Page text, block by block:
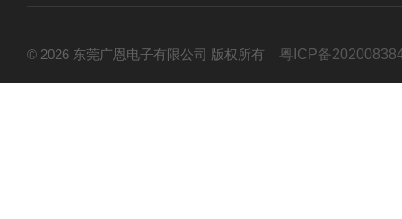
© 2026 东莞广恩电子有限公司 版权所有 粤ICP备